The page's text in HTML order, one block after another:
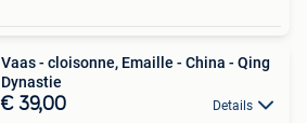
Vaas - cloisonne, Emaille - China - Qing
Dynastie
€ 39,00 Details